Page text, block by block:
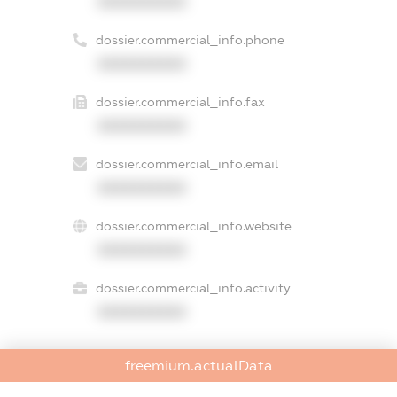
dossier.commercial_info.phone
dossier.commercial_info.fax
dossier.commercial_info.email
dossier.commercial_info.website
dossier.commercial_info.activity
freemium.actualData